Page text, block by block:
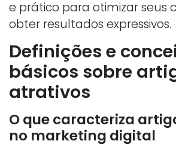
e prático para otimizar seus
obter resultados expressivos.
Definições e
básicos sobre
atrativos
O que caracteriza
no marketing digital